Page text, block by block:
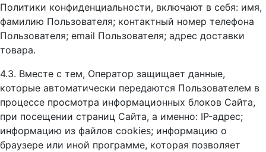
Политики конфиденциальности, включают в себя: имя,
фамилию Пользователя; контактный номер телефона
Пользователя; email Пользователя; адрес доставки
товара.
4.3. Вместе с тем, Оператор защищает данные,
которые автоматически передаются Пользователем в
процессе просмотра информационных блоков Сайта,
при посещении страниц Сайта, а именно: IP-адрес;
информацию из файлов cookies; информацию о
браузере или иной программе, которая позволяет